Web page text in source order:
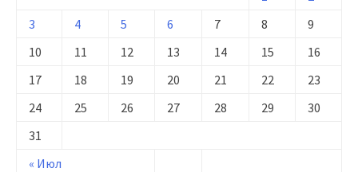
« Июл
3
4 5 6 7 8
9
10
11 12 13 14 15
16
17
18 19 20 21 22
23
24
25 26 27 28 29
30
31